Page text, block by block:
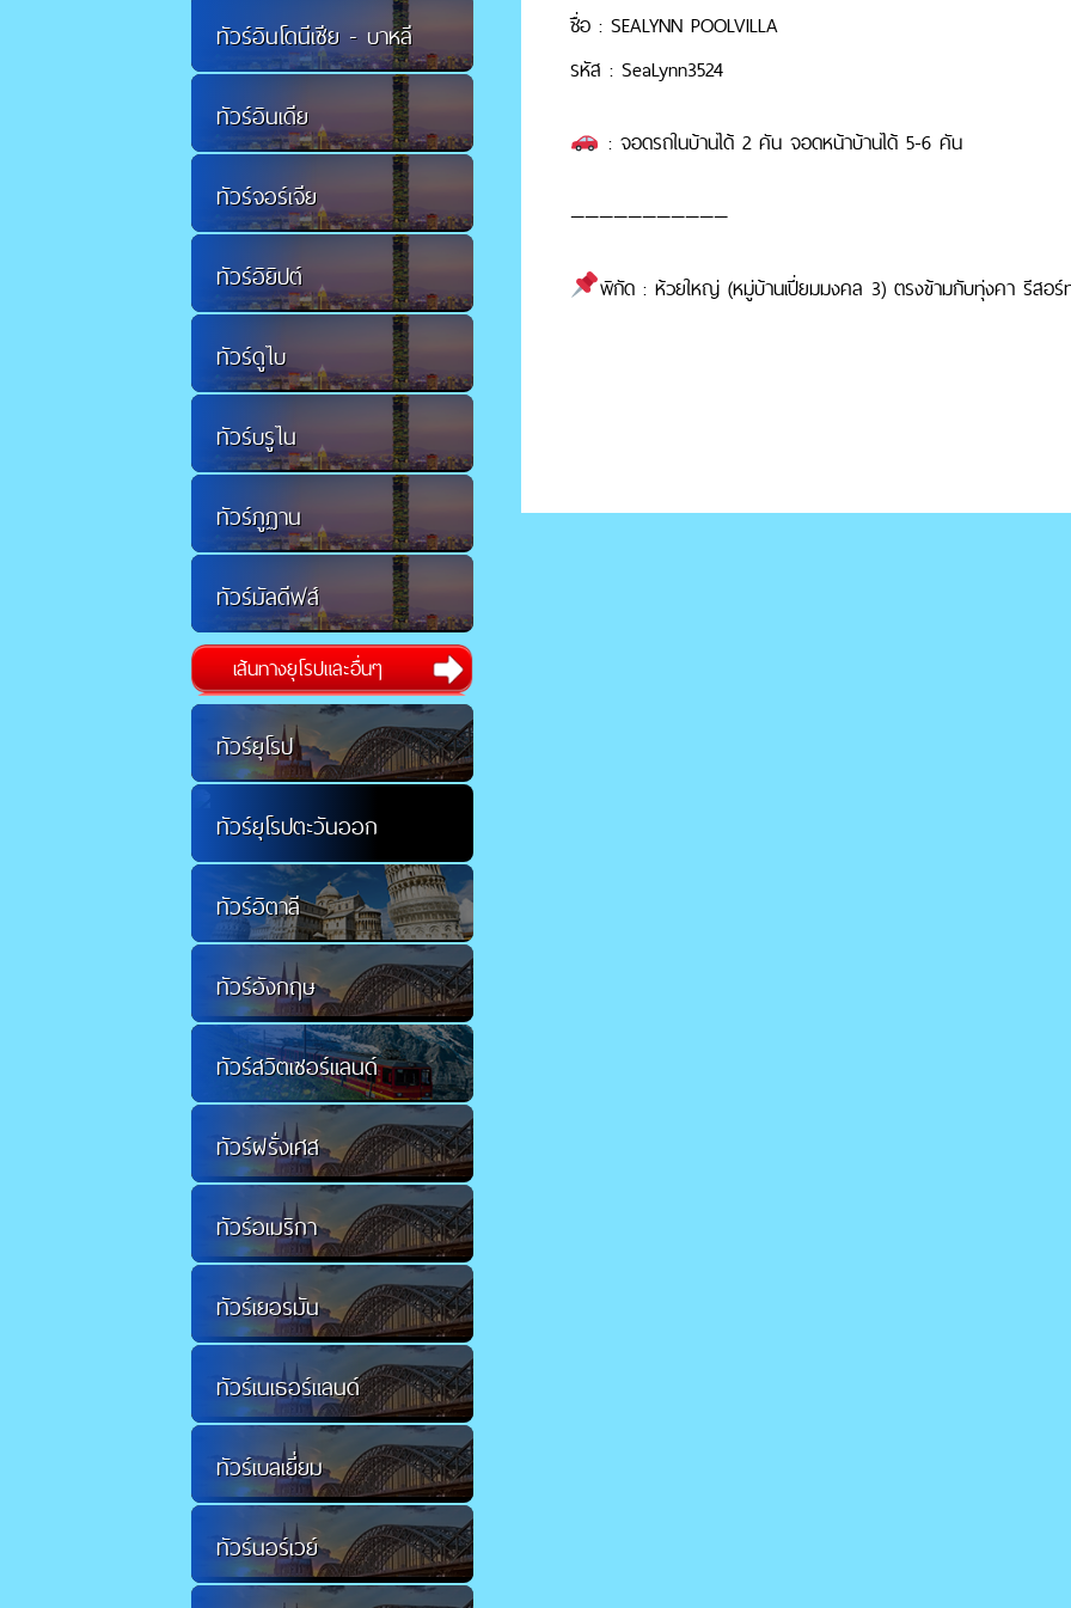
ทัวร์อินโดนีเซีย - บาหลี
ทัวร์อินเดีย
ทัวร์จอร์เจีย
ทัวร์อิยิปต์
ทัวร์ดูไบ
ทัวร์บรูไน
ทัวร์ภูฏาน
ทัวร์มัลดีฟส์
เส้นทางยุโรปและอื่นๆ
ทัวร์ยุโรป
ทัวร์ยุโรปตะวันออก
ทัวร์อิตาลี
ทัวร์อังกฤษ
ทัวร์สวิตเซอร์แลนด์
ทัวร์ฝรั่งเศส
ทัวร์อเมริกา
ทัวร์เยอรมัน
ทัวร์เนเธอร์แลนด์
ทัวร์เบลเยี่ยม
ทัวร์นอร์เวย์
ชื่อ : SEALYNN POOLVILLA
รหัส : SeaLynn3524
: จอดรถในบ้านได้ 2 คัน จอดหน้าบ้านได้ 5-6 คัน
———————————
พิกัด : ห้วยใหญ่ (หมู่บ้านเปี่ยมมงคล 3) ตรงข้ามกับทุ่งคา รีสอร์